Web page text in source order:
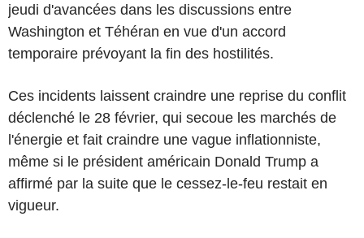
jeudi d'avancées dans les discussions entre
Washington et Téhéran en vue d'un accord
temporaire prévoyant la fin des hostilités.
Ces incidents laissent craindre une reprise du conflit
déclenché le 28 février, qui secoue les marchés de
l'énergie et fait craindre une vague inflationniste,
même si le président américain Donald Trump a
affirmé par la suite que le cessez-le-feu restait en
vigueur.